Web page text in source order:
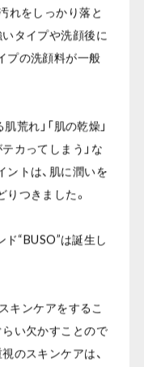
れをしっかり落と
タイプや洗顔後に
プの洗顔料が一般
荒れ」「肌の乾燥」
カってしまう」な
ントは、肌に潤いを
つきました。
“BUSO”は誕生し
キンケアをするこ
らい欠かすことので
のスキンケアは、